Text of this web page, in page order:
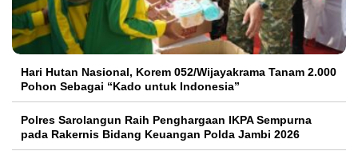
Hari Hutan Nasional, Korem 052/Wijayakrama Tanam 2.000
Pohon Sebagai “Kado untuk Indonesia”
Polres Sarolangun Raih Penghargaan IKPA Sempurna
pada Rakernis Bidang Keuangan Polda Jambi 2026